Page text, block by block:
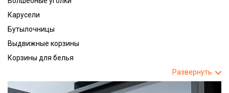
Карусели
Бутылочницы
Выдвижные корзины
Корзины для белья
Развернуть